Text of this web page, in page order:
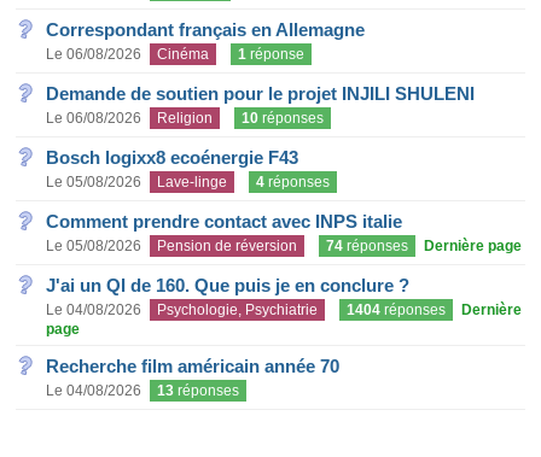
Correspondant français en Allemagne
Le 06/08/2026 Cinéma 1 réponse
Demande de soutien pour le projet INJILI SHULENI
Le 06/08/2026 Religion 10 réponses
Bosch logixx8 ecoénergie F43
Le 05/08/2026 Lave-linge 4 réponses
Comment prendre contact avec INPS italie
Le 05/08/2026 Pension de réversion 74 réponses Dernière page
J'ai un QI de 160. Que puis je en conclure ?
Le 04/08/2026 Psychologie, Psychiatrie 1404 réponses
Dernière
page
Recherche film américain année 70
Le 04/08/2026 13 réponses